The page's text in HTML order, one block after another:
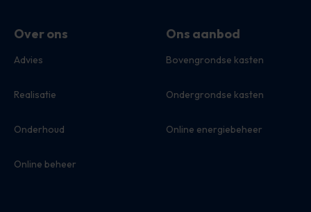
Over ons
Advies
Realisatie
Onderhoud
Online beheer
Ons aanbod
Bovengrondse kasten
Ondergrondse kasten
Online energiebeheer